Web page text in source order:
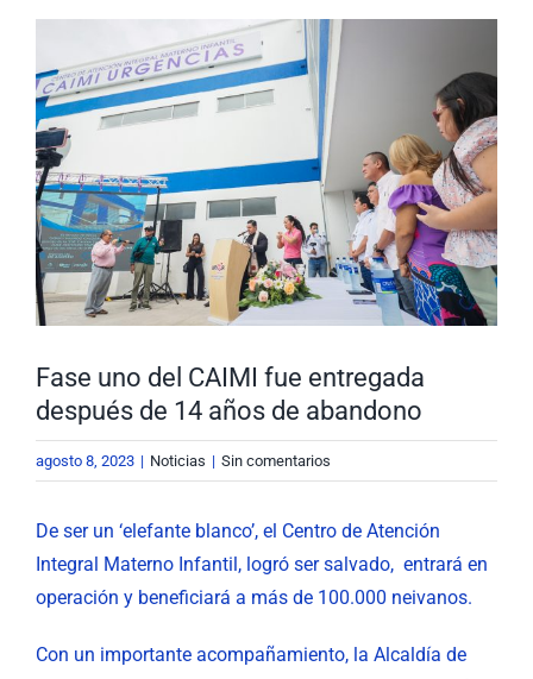
Rendición de Cuentas
Buscar:
Ayudas para Navegar
imagen
más
grande
Fase uno del CAIMI fue entregada
después de 14 años de abandono
agosto 8, 2023 | Noticias | Sin comentarios
De ser un ‘elefante blanco’, el Centro de Atención
Integral Materno Infantil, logró ser salvado, entrará en
operación y beneficiará a más de 100.000 neivanos.
Con un importante acompañamiento, la Alcaldía de